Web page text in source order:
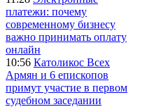
платежи: почему
современному бизнесу
важно принимать оплату
онлайн
10:56 Католикос Всех
Армян и 6 епископов
примут участие в первом
судебном заседании